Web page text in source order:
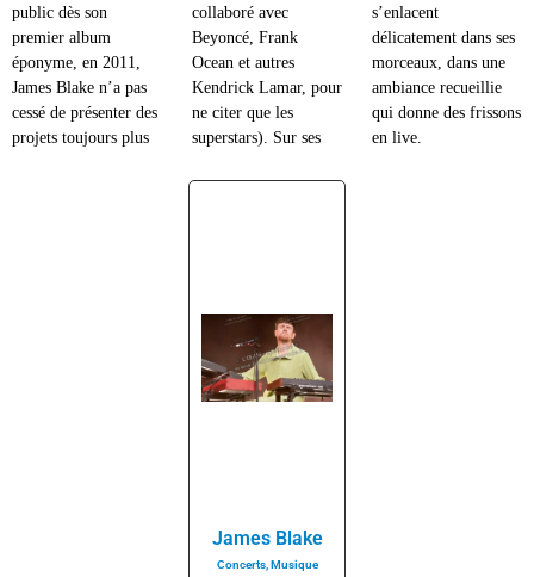
public dès son
premier album
éponyme, en 2011,
James Blake n’a pas
cessé de présenter des
projets toujours plus
collaboré avec
Beyoncé, Frank
Ocean et autres
Kendrick Lamar, pour
ne citer que les
superstars). Sur ses
s’enlacent
délicatement dans ses
morceaux, dans une
ambiance recueillie
qui donne des frissons
en live.
James Blake
Concerts,Musique